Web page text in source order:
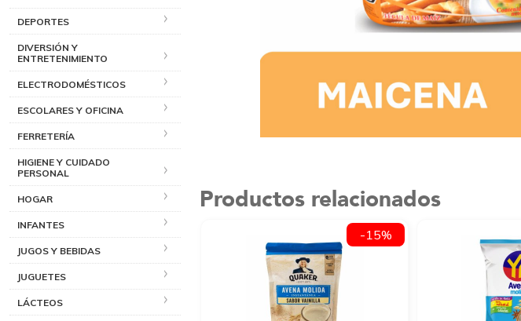
DEPORTES
DIVERSIÓN Y
ENTRETENIMIENTO
ELECTRODOMÉSTICOS
ESCOLARES Y OFICINA
FERRETERÍA
HIGIENE Y CUIDADO
PERSONAL
HOGAR
INFANTES
JUGOS Y BEBIDAS
JUGUETES
LÁCTEOS
Productos relacionados
-15%